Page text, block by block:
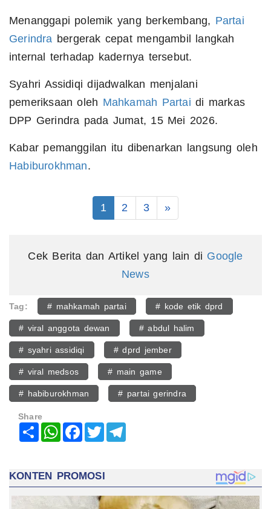
Menanggapi polemik yang berkembang, Partai
Gerindra bergerak cepat mengambil langkah
internal terhadap kadernya tersebut.
Syahri Assidiqi dijadwalkan menjalani
pemeriksaan oleh Mahkamah Partai di markas
DPP Gerindra pada Jumat, 15 Mei 2026.
Kabar pemanggilan itu dibenarkan langsung oleh
Habiburokhman.
1 2 3 »
Cek Berita dan Artikel yang lain di Google
News
Tag: # mahkamah partai # kode etik dprd
# viral anggota dewan # abdul halim
# syahri assidiqi # dprd jember
# viral medsos # main game
# habiburokhman # partai gerindra
Share
Share WhatsAppFacebook
Twitter